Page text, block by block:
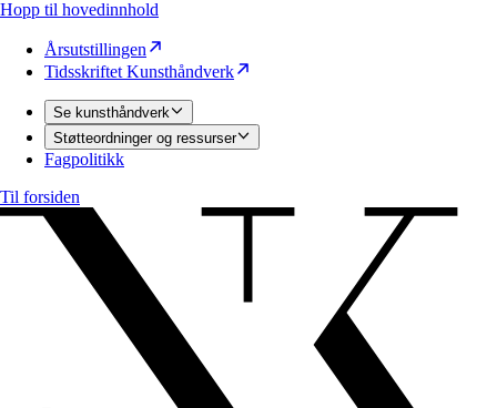
Hopp til hovedinnhold
Årsutstillingen
Tidsskriftet Kunsthåndverk
Se kunsthåndverk
Støtteordninger og ressurser
Fagpolitikk
Til forsiden